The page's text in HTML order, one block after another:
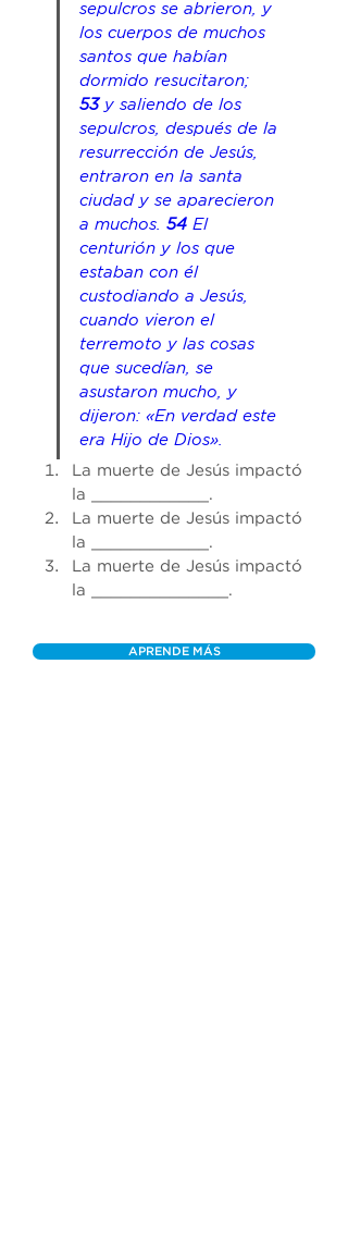
sepulcros se abrieron, y
los cuerpos de muchos
santos que habían
dormido resucitaron;
53 y saliendo de los
sepulcros, después de la
resurrección de Jesús,
entraron en la santa
ciudad y se aparecieron
a muchos. 54 El
centurión y los que
estaban con él
custodiando a Jesús,
cuando vieron el
terremoto y las cosas
que sucedían, se
asustaron mucho, y
dijeron: «En verdad este
era Hijo de Dios».
La muerte de Jesús impactó
la ___
.
La muerte de Jesús impactó
la
.
La muerte de Jesús impactó
la
.
APRENDE MÁS